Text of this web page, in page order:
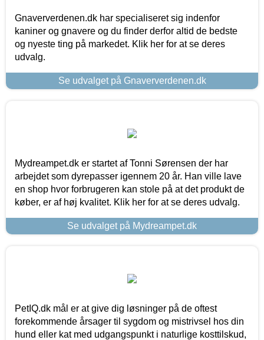
Gnaververdenen.dk har specialiseret sig indenfor
kaniner og gnavere og du finder derfor altid de bedste
og nyeste ting på markedet. Klik her for at se deres
udvalg.
Se udvalget på Gnaververdenen.dk
Mydreampet.dk er startet af Tonni Sørensen der har
arbejdet som dyrepasser igennem 20 år. Han ville lave
en shop hvor forbrugeren kan stole på at det produkt de
køber, er af høj kvalitet. Klik her for at se deres udvalg.
Se udvalget på Mydreampet.dk
PetIQ.dk mål er at give dig løsninger på de oftest
forekommende årsager til sygdom og mistrivsel hos din
hund eller kat med udgangspunkt i naturlige kosttilskud,